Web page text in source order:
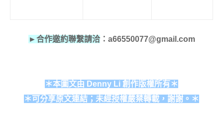
►合作邀約聯繫請洽：a66550077@gmail.com
＊本圖文由 Denny Li 創作版權所有＊
＊可分享原文連結；未經授權嚴禁轉載，謝謝。＊